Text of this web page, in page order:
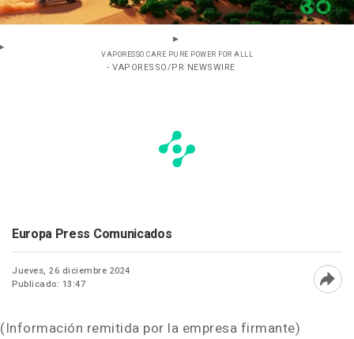
VAPORESSO CARE PURE POWER FOR ALLL
- VAPORESSO/PR NEWSWIRE
Europa Press Comunicados
Jueves, 26 diciembre 2024
Publicado: 13:47
(Información remitida por la empresa firmante)